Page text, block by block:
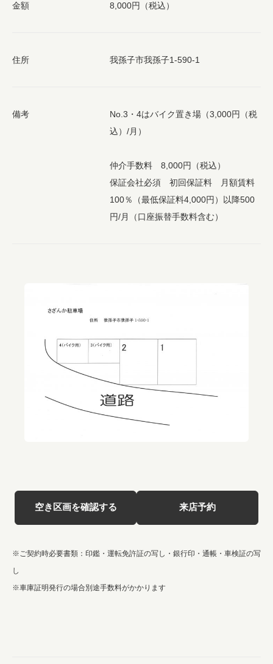
金額 8,000円（税込）
住所 我孫子市我孫子1-590-1
備考
No.3・4はバイク置き場（3,000円（税
込）/月）
仲介手数料 8,000円（税込）
保証会社必須 初回保証料 月額賃料
100％（最低保証料4,000円）以降500
円/月（口座振替手数料含む）
空き区画を確認する 来店予約
※ご契約時必要書類：印鑑・運転免許証の写し・銀行印・通帳・車検証の写
し
※車庫証明発行の場合別途手数料がかかります